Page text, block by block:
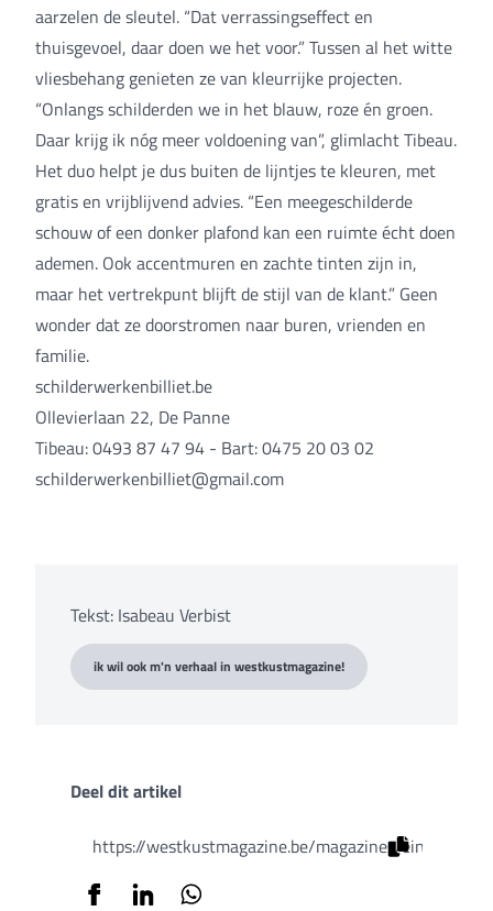
aarzelen de sleutel. “Dat verrassingseffect en
thuisgevoel, daar doen we het voor.” Tussen al het witte
vliesbehang genieten ze van kleurrijke projecten.
“Onlangs schilderden we in het blauw, roze én groen.
Daar krijg ik nóg meer voldoening van”, glimlacht Tibeau.
Het duo helpt je dus buiten de lijntjes te kleuren, met
gratis en vrijblijvend advies. “Een meegeschilderde
schouw of een donker plafond kan een ruimte écht doen
ademen. Ook accentmuren en zachte tinten zijn in,
maar het vertrekpunt blijft de stijl van de klant.” Geen
wonder dat ze doorstromen naar buren, vrienden en
familie.
schilderwerkenbilliet.be
Ollevierlaan 22, De Panne
Tibeau: 0493 87 47 94 - Bart: 0475 20 03 02
schilderwerkenbilliet@gmail.com
Tekst: Isabeau Verbist
ik wil ook m'n verhaal in westkustmagazine!
Deel dit artikel
https://westkustmagazine.be/magazines/